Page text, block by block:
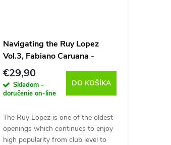
Navigating the Ruy Lopez
Vol.3, Fabiano Caruana -
verzia na stiahnutie (anglicky)
€29,90
Skladom -
doručenie on-line
DO KOŠÍKA
The Ruy Lopez is one of the oldest
openings which continues to enjoy
high popularity from club level to